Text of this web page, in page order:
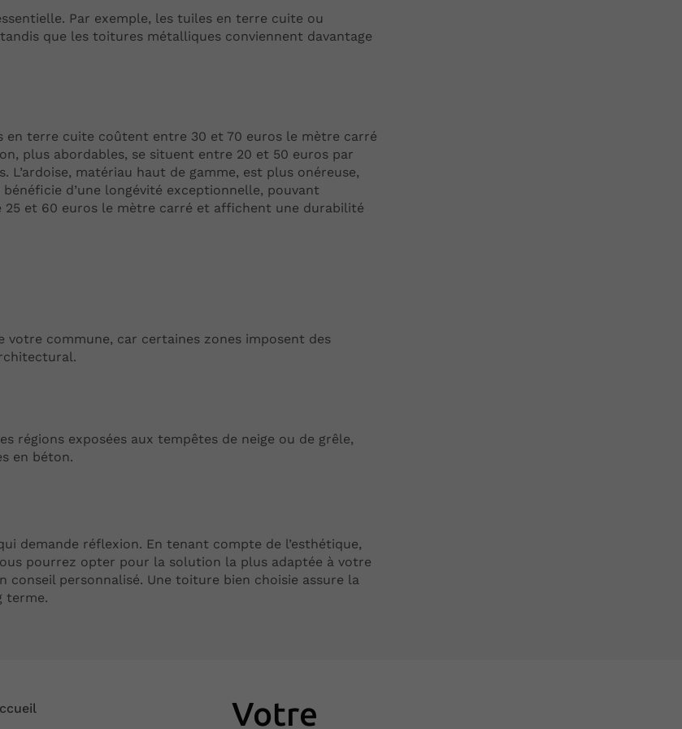
Par exemple, les tuiles en terre cuite ou
que les toitures métalliques conviennent davantage
en terre cuite coûtent entre 30 et 70 euros le mètre carré
plus abordables, se situent entre 20 et 50 euros par
matériau haut de gamme, est plus onéreuse,
d’une longévité exceptionnelle, pouvant
et 60 euros le mètre carré et affichent une durabilité
votre commune, car certaines zones imposent des
régions exposées aux tempêtes de neige ou de grêle,
en béton.
demande réflexion. En tenant compte de l’esthétique,
pourrez opter pour la solution la plus adaptée à votre
conseil personnalisé. Une toiture bien choisie assure la
terme.
Votre